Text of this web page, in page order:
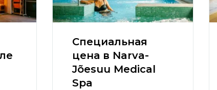
Специальная
цена в Narva-
Jõesuu Medical
Spa